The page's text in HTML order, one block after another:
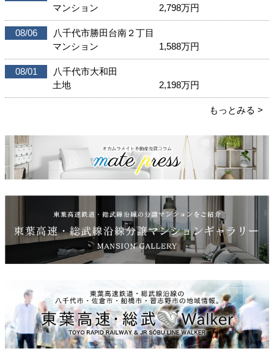
マンション
2,798万円
08/06
八千代市勝田台南２丁目
マンション
1,588万円
08/01
八千代市大和田
土地
2,198万円
もっとみる >